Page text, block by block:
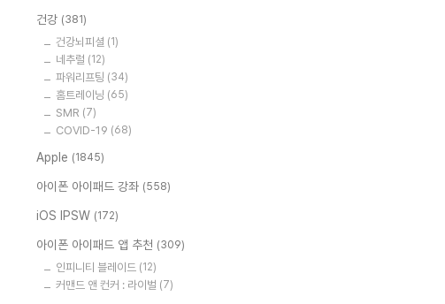
건강 (381)
건강뇌피셜 (1)
네추럴 (12)
파워리프팅 (34)
홈트레이닝 (65)
SMR (7)
COVID-19 (68)
Apple (1845)
아이폰 아이패드 강좌 (558)
iOS IPSW (172)
아이폰 아이패드 앱 추천 (309)
인피니티 블레이드 (12)
커맨드 앤 컨커 : 라이벌 (7)